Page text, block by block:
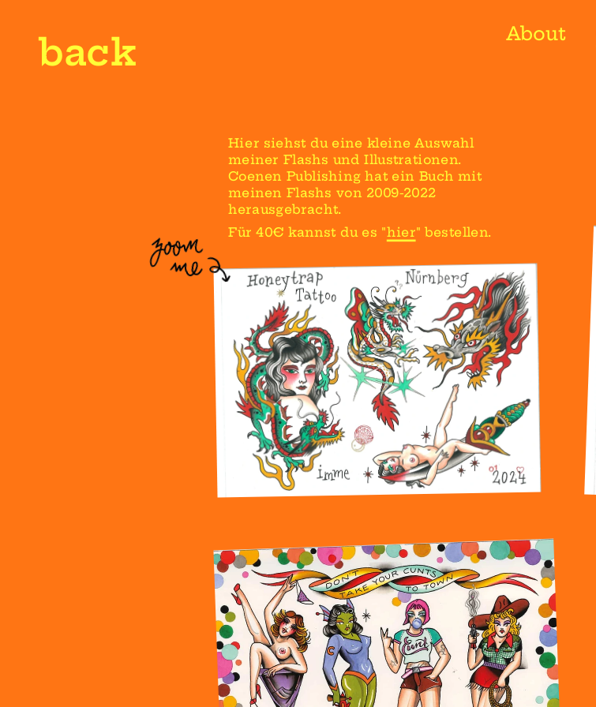
back About
Hier siehst du eine kleine Auswahl
meiner Flashs und Illustrationen.
Coenen Publishing hat ein Buch mit
meinen Flashs von 2009-2022
herausgebracht.
Für 40€ kannst du es "hier" bestellen.